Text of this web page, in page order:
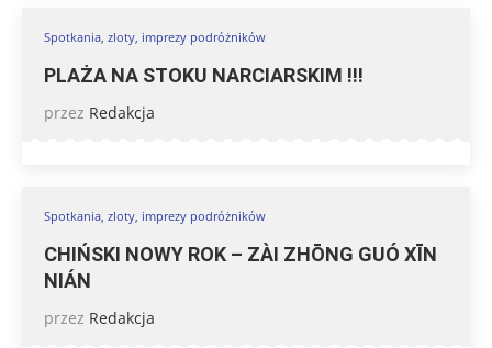
Spotkania, zloty, imprezy podróżników
PLAŻA NA STOKU NARCIARSKIM !!!
przez Redakcja
Spotkania, zloty, imprezy podróżników
CHIŃSKI NOWY ROK – ZÀI ZHŌNG GUÓ XĪN
NIÁN
przez Redakcja